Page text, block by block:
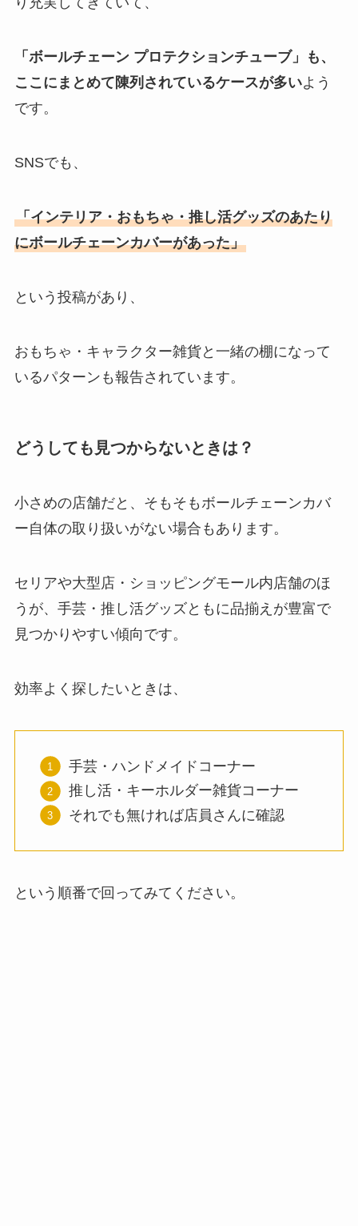
「ボールチェーン プロテクションチューブ」も、
ここにまとめて陳列されているケースが多いよう
です。
SNSでも、
「インテリア・おもちゃ・推し活グッズのあたり
にボールチェーンカバーがあった」
という投稿があり、
おもちゃ・キャラクター雑貨と一緒の棚になって
いるパターンも報告されています。
どうしても見つからないときは？
小さめの店舗だと、そもそもボールチェーンカバ
ー自体の取り扱いがない場合もあります。
セリアや大型店・ショッピングモール内店舗のほ
うが、手芸・推し活グッズともに品揃えが豊富で
見つかりやすい傾向です。
効率よく探したいときは、
手芸・ハンドメイドコーナー
推し活・キーホルダー雑貨コーナー
それでも無ければ店員さんに確認
という順番で回ってみてください。